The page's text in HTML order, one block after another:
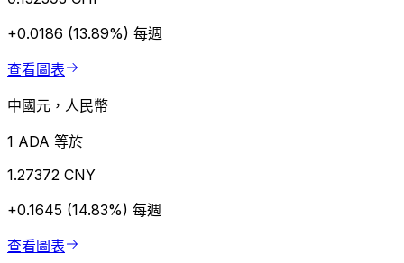
+0.0186 (13.89%) 每週
查看圖表
中國元，人民幣
1 ADA 等於
1.27372 CNY
+0.1645 (14.83%) 每週
查看圖表